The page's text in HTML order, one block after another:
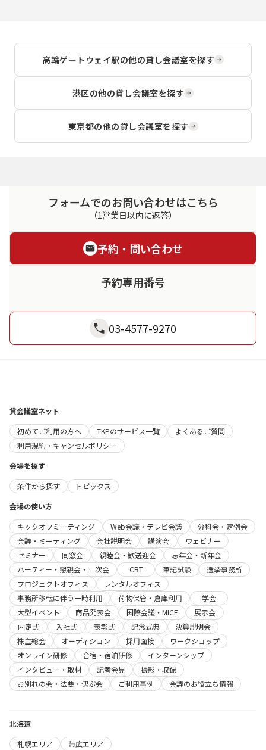
高輪ゲートウェイ駅の他の貸し会議室を探す
港区の他の貸し会議室を探す
東京都の他の貸し会議室を探す
フォームでのお問い合わせはこちら
（1営業日以内に返答）
予約・問い合わせ
予約専用番号
03-4577-9270
貸会議室ネット
初めてご利用の方へ
TKPのサービス一覧
よくあるご質問
利用規約・キャンセルポリシー
会場を探す
条件から探す
トピックス
会場の使い方
キックオフミーティング
Web会議・テレビ会議
分科会・定例会
会議・ミーティング
会社説明会 講演会
ウェビナー
セミナー
同窓会 親睦会・歓送迎会
忘年会・新年会
パーティー・懇親会・二次会
CBT 筆記試験
選挙事務所
プロジェクトオフィス
レンタルオフィス
事務所移転に伴う一時利用
荷物保管・倉庫利用
学会
大型イベント
商品発表会 国際会議・MICE
展示会
内定式
入社式 表彰式 記念式典
決算説明会
株主総会
オーディション 採用面接
ワークショップ
オンライン研修
合宿・宿泊研修
インターンシップ
インタビュー・取材
記者会見
撮影・収録
お別れの会・法要・偲ぶ会
ご利用事例 会議のお役立ち情報
北海道
札幌エリア
帯広エリア